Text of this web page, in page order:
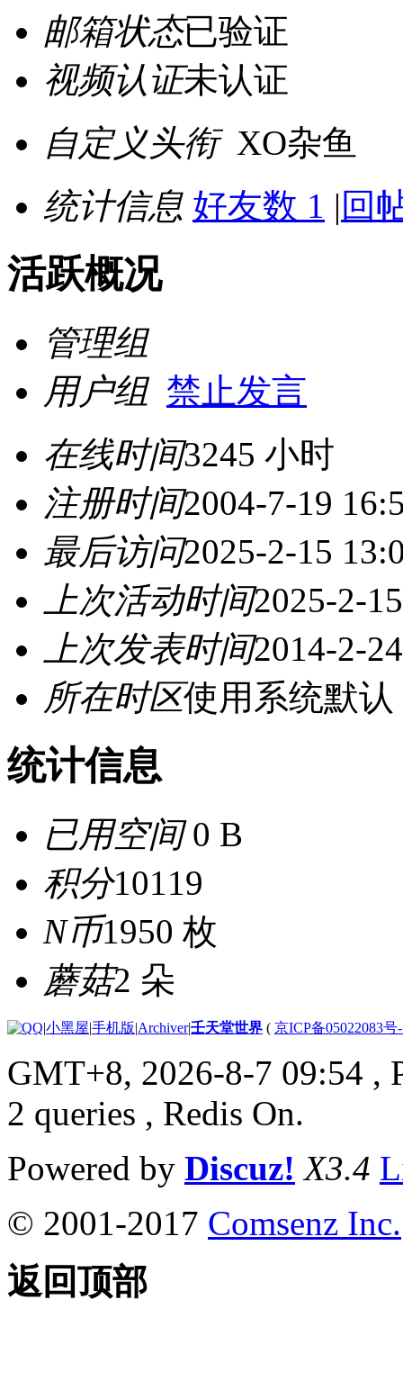
邮箱状态已验证
视频认证未认证
自定义头衔 XO杂鱼
统计信息 好友数 1 | 回
活跃概况
管理组
用户组 禁止发言
在线时间3245 小时
注册时间2004-7-19
最后访问2025-2-15
上次活动时间2025-2-
上次发表时间2014-2-
所在时区使用系统默认
统计信息
已用空间0 B
积分10119
N币1950 枚
蘑菇2 朵
|小黑屋|手机版|Archiver|壬天堂世界 ( 京ICP备05022083号
GMT+8, 2026-8-7 09:54 ,
2 queries , Redis On.
Powered by Discuz! X3.4
© 2001-2017 Comsenz Inc.
返回顶部